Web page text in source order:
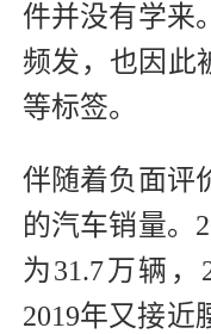
件并没有学来
频发，也因此
等标签。
伴随着负面评
的汽车销量。
为31.7万辆，
2019年又接近